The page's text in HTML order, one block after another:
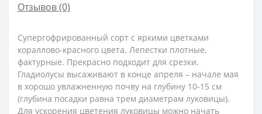
Отзывов (0)
Супергофрированный сорт с яркими цветками
кораллово-красного цвета. Лепестки плотные,
фактурные. Прекрасно подходит для срезки.
Гладиолусы высаживают в конце апреля – начале мая
в хорошо увлажненную почву на глубину 10-15 см
(глубина посадки равна трем диаметрам луковицы).
Для ускорения цветения луковицы можно начать